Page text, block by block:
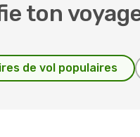
ton
de vol populaires